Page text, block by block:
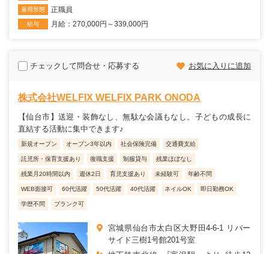
雇用形態 正職員
給与 月給：270,000円～339,000円
チェックして問合せ・応募する お気に入りに追加
株式会社WELFIX WELFIX PARK ONODA
【仙台市】送迎・装飾なし、無駄な会議もなし。子どもの成長に
直結する活動に集中できます♪
新規オープン オープン3年以内 社会保険完備 交通費支給
託児所・保育支援あり 復職支援 制服貸与 残業ほぼなし
残業月20時間以内 週休2日 育児支援あり 未経験可 年齢不問
WEB面接可 60代活躍 50代活躍 40代活躍 ネイルOK 即日勤務OK
学歴不問 ブランク可
宮城県仙台市太白区大野田4-6-1 リバー
サイド三樹1号館201号室